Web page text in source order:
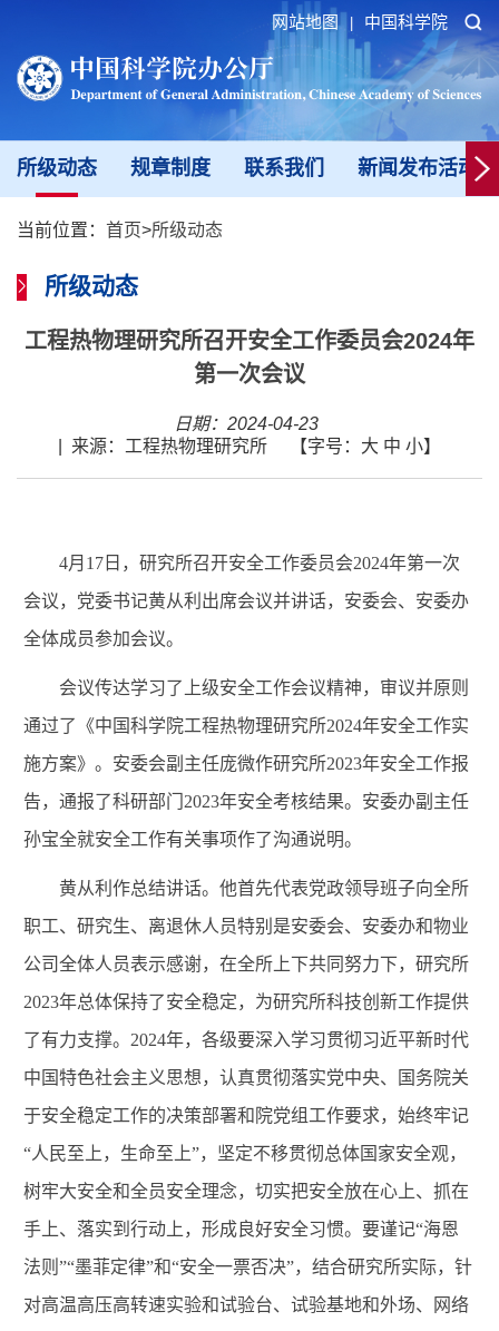
网站地图 中国科学院
所级动态 规章制度 联系我们 新闻发布活动
当前位置： 首页>所级动态
所级动态
工程热物理研究所召开安全工作委员会2024年
第一次会议
日期：2024-04-23
来源：工程热物理研究所 【字号： 大 中 小】
4月17日，研究所召开安全工作委员会2024年第一次
会议，党委书记黄从利出席会议并讲话，安委会、安委办
全体成员参加会议。
会议传达学习了上级安全工作会议精神，审议并原则
通过了《中国科学院工程热物理研究所2024年安全工作实
施方案》。安委会副主任庞微作研究所2023年安全工作报
告，通报了科研部门2023年安全考核结果。安委办副主任
孙宝全就安全工作有关事项作了沟通说明。
黄从利作总结讲话。他首先代表党政领导班子向全所
职工、研究生、离退休人员特别是安委会、安委办和物业
公司全体人员表示感谢，在全所上下共同努力下，研究所
2023年总体保持了安全稳定，为研究所科技创新工作提供
了有力支撑。2024年，各级要深入学习贯彻习近平新时代
中国特色社会主义思想，认真贯彻落实党中央、国务院关
于安全稳定工作的决策部署和院党组工作要求，始终牢记
“人民至上，生命至上”，坚定不移贯彻总体国家安全观，
树牢大安全和全员安全理念，切实把安全放在心上、抓在
手上、落实到行动上，形成良好安全习惯。要谨记“海恩
法则”“墨菲定律”和“安全一票否决”，结合研究所实际，针
对高温高压高转速实验和试验台、试验基地和外场、网络